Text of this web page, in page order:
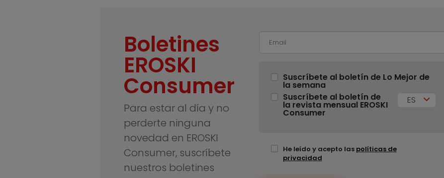
Boletines
EROSKI
Consumer
Para estar al día y no
perderte ninguna
novedad en EROSKI
Consumer, suscríbete
nuestros boletines
Suscríbete al boletín de Lo Mejor de
la semana
Suscríbete al boletín de
la revista mensual EROSKI
Consumer
ES
He leído y acepto las políticas de
privacidad